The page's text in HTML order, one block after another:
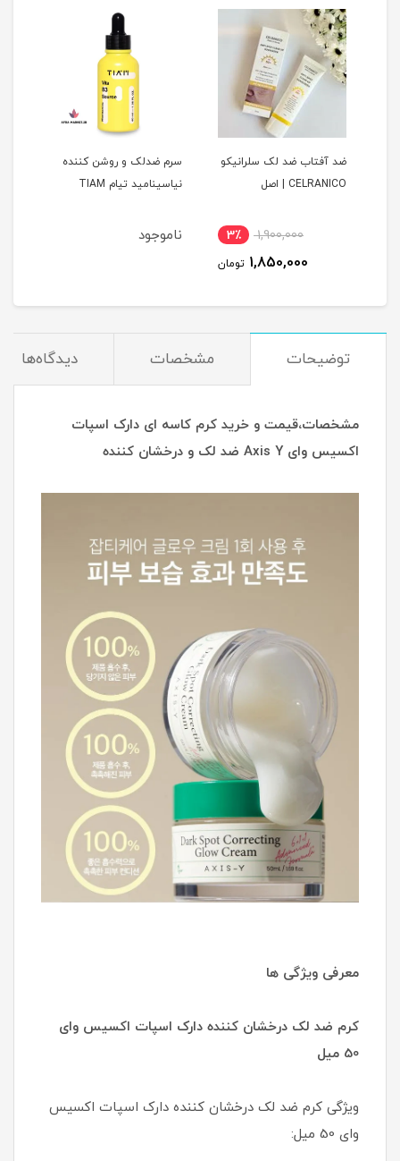
ضد آفتاب ضد لک سلرانیکو
CELRANICO | اصل
1,900,000 3٪
1,850,000 تومان
سرم ضدلک و روشن کننده
نیاسینامید تیام TIAM
ناموجود
توضیحات مشخصات دیدگاه‌ها
مشخصات،قیمت و خرید کرم کاسه ای دارک اسپات
اکسیس وای Axis Y ضد لک و درخشان کننده
معرفی ویژگی ها
کرم ضد لک درخشان کننده دارک اسپات اکسیس وای
50 میل
ویژگی کرم ضد لک درخشان کننده دارک اسپات اکسیس
وای 50 میل: